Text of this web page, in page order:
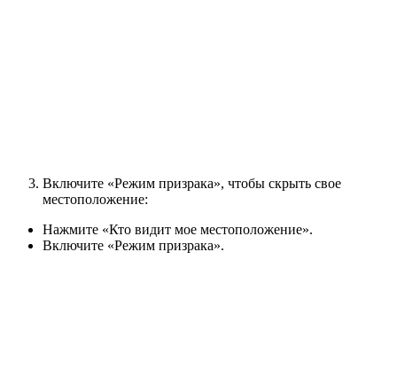
Включите «Режим призрака», чтобы скрыть свое
местоположение:
Нажмите «Кто видит мое местоположение».
Включите «Режим призрака».